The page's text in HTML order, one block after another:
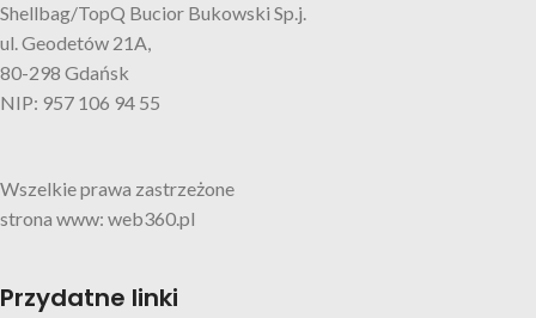
Shellbag/TopQ Bucior Bukowski Sp.j.
ul. Geodetów 21A,
80-298 Gdańsk
NIP: 957 106 94 55
Wszelkie prawa zastrzeżone
strona www: web360.pl
Przydatne linki